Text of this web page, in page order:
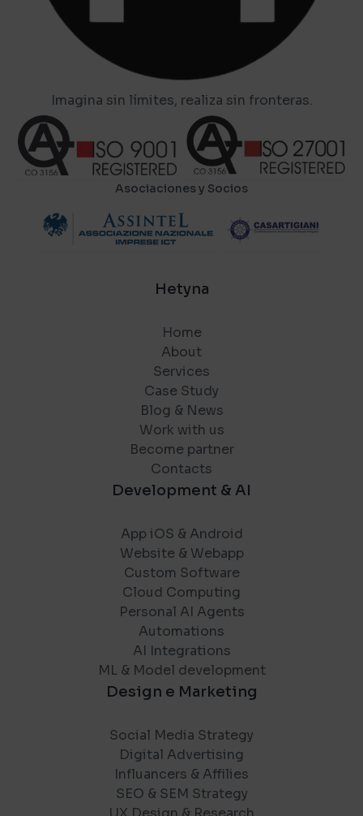
Imagina sin límites, realiza sin fronteras.
Asociaciones y Socios
Hetyna
Home
About
Services
Case Study
Blog & News
Work with us
Become partner
Contacts
Development & AI
App iOS & Android
Website & Webapp
Custom Software
Cloud Computing
Personal AI Agents
Automations
AI Integrations
ML & Model development
Design e Marketing
Social Media Strategy
Digital Advertising
Influancers & Affilies
SEO & SEM Strategy